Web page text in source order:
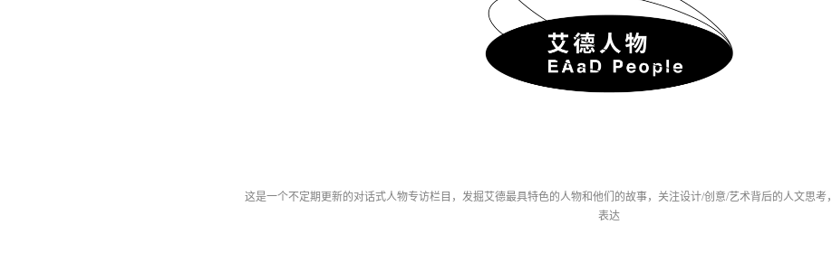
这是一个不定期更新的对话式人物专访栏目，发掘艾德最具特色的人物和他们的故事，关注设计/创意/艺术背后的人文思考，
表达